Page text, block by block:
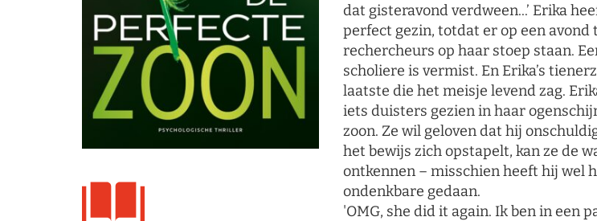
dat gisteravond verdween...’ Erika
perfect gezin, totdat er op een avond
rechercheurs op haar stoep staan.
scholiere is vermist. En Erika’s
laatste die het meisje levend zag.
iets duisters gezien in haar
zoon. Ze wil geloven dat hij
het bewijs zich opstapelt, kan ze de
ontkennen – misschien heeft hij wel
ondenkbare gedaan.
'OMG, she did it again. Ik ben in een